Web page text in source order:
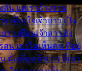
ลั่น แต่เราล้างจาน
เคียงใจเจ้าบ่าว เป็น
ว เพื่อนเจ้าสาว ยัง
น เขาไม่เห็นคน ที่อยู่
นั่งเคียงเจ้าบ่าว ที่เขา